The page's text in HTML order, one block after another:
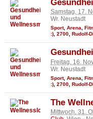
Samstag, 17.
Wr. Neustadt
Sport, Arena,
:), 2700, Rudolf-
Freitag, 16.
Wr. Neustadt
Sport, Arena
:) 2700 Rudolf-
The
Mittwoch, 31.